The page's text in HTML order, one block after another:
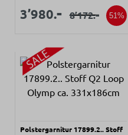
Verkaufspreis:
Verkaufspreis:
3’980.- Regulärer Preis:
8’172.- 51%
Polstergarnitur 17899.2.. Stoff